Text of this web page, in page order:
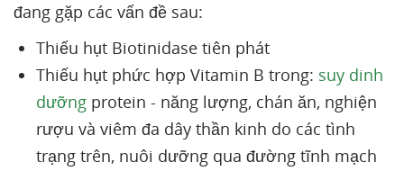
đang gặp các vấn đề sau:
Thiếu hụt Biotinidase tiên phát
Thiếu hụt phức hợp Vitamin B trong: suy dinh
dưỡng protein - năng lượng, chán ăn, nghiện
rượu và viêm đa dây thần kinh do các tình
trạng trên, nuôi dưỡng qua đường tĩnh mạch